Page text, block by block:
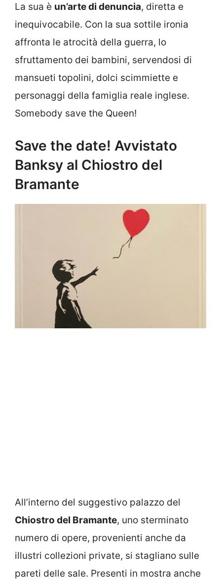
La sua è un’arte di denuncia, diretta e
inequivocabile. Con la sua sottile ironia
affronta le atrocità della guerra, lo
sfruttamento dei bambini, servendosi di
mansueti topolini, dolci scimmiette e
personaggi della famiglia reale inglese.
Somebody save the Queen!
Save the date! Avvistato
Banksy al Chiostro del
Bramante
All’interno del suggestivo palazzo del
Chiostro del Bramante, uno sterminato
numero di opere, provenienti anche da
illustri collezioni private, si stagliano sulle
pareti delle sale. Presenti in mostra anche